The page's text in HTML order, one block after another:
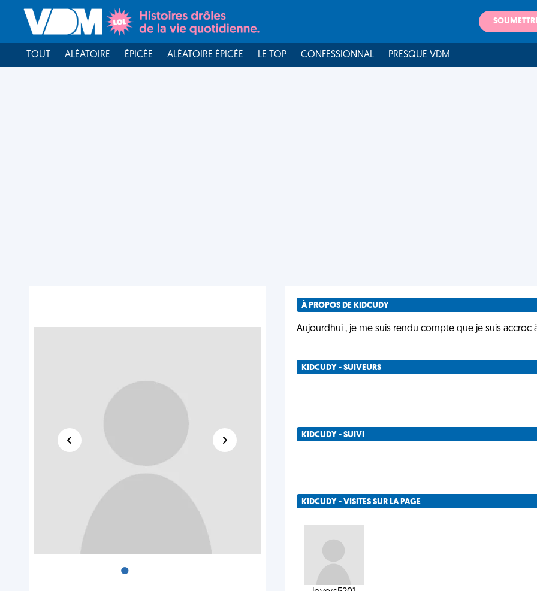
TOUT ALÉATOIRE ÉPICÉE ALÉATOIRE ÉPICÉE LE TOP CONFESSIONNAL PRESQUE VDM
•
À PROPOS DE KIDCUDY
Aujourdhui , je me suis rendu compte que je suis accroc
KIDCUDY - SUIVEURS
KIDCUDY - SUIVI
KIDCUDY - VISITES SUR LA PAGE